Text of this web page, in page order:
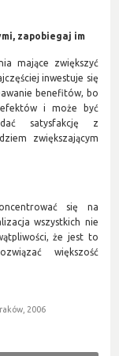
zapobiegaj im
mające zwiększyć
inwestuje się
benefitów, bo
i może być
satysfakcję z
zwiększającym
się na
wszystkich nie
że jest to
większość
2006